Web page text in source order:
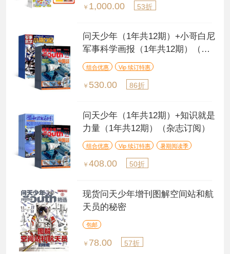
￥ 1,000.00 53折
问天少年（1年共12期）+小哥白尼
军事科学画报（1年共12期）（杂
志订阅）
组合优惠 Vip 续订特惠
￥ 530.00 86折
问天少年（1年共12期）+知识就是
力量（1年共12期）（杂志订阅）
组合优惠 Vip 续订特惠 暑期阅读季
￥408.00 50折
现货问天少年增刊图解空间站和航
天员的秘密
包邮
￥ 78.00 57折